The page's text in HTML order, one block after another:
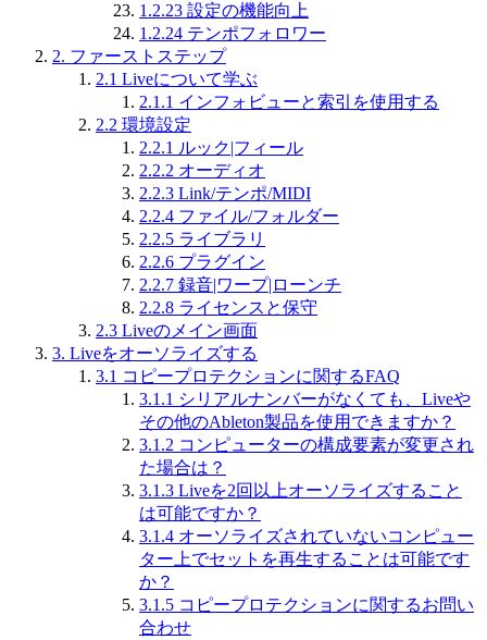
1.2.23 設定の機能向上
1.2.24 テンポフォロワー
2. ファーストステップ
2.1 Liveについて学ぶ
2.1.1 インフォビューと索引を使用する
2.2 環境設定
2.2.1 ルック|フィール
2.2.2 オーディオ
2.2.3 Link/テンポ/MIDI
2.2.4 ファイル/フォルダー
2.2.5 ライブラリ
2.2.6 プラグイン
2.2.7 録音|ワープ|ローンチ
2.2.8 ライセンスと保守
2.3 Liveのメイン画面
3. Liveをオーソライズする
3.1 コピープロテクションに関するFAQ
3.1.1 シリアルナンバーがなくても、Liveや
その他のAbleton製品を使用できますか？
3.1.2 コンピューターの構成要素が変更され
た場合は？
3.1.3 Liveを2回以上オーソライズすること
は可能ですか？
3.1.4 オーソライズされていないコンピュー
ター上でセットを再生することは可能です
か？
3.1.5 コピープロテクションに関するお問い
合わせ